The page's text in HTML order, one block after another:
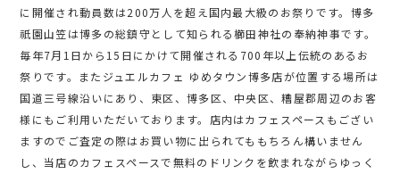
に開催され動員数は200万人を超え国内最大級のお祭りです。博多
祇園山笠は博多の総鎮守として知られる櫛田神社の奉納神事です。
毎年7月1日から15日にかけて開催される700年以上伝統のあるお
祭りです。またジュエルカフェ ゆめタウン博多店が位置する場所は
国道三号線沿いにあり、東区、博多区、中央区、糟屋郡周辺のお客
様にもご利用いただいております。店内はカフェスペースもござい
ますのでご査定の際はお買い物に出られてももちろん構いません
し、当店のカフェスペースで無料のドリンクを飲まれながらゆっく